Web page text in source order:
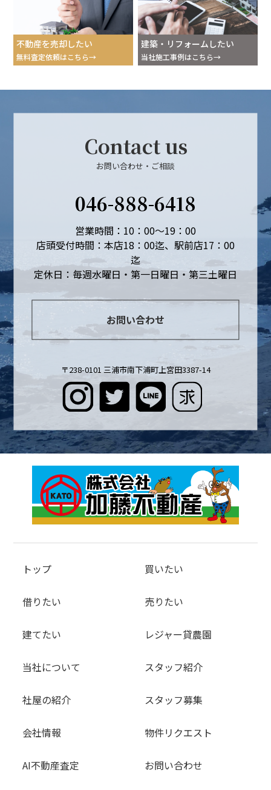
不動産を売却したい
無料査定依頼はこちら
建築・リフォームしたい
当社施工事例はこちら
Contact us
お問い合わせ・ご相談
046-888-6418
営業時間：10：00～19：00
店頭受付時間：本店18：00迄、駅前店17：00
迄
定休日：毎週水曜日・第一日曜日・第三土曜日
お問い合わせ
〒238-0101 三浦市南下浦町上宮田3387-14
トップ 買いたい
借りたい 売りたい
建てたい レジャー貸農園
当社について スタッフ紹介
社屋の紹介 スタッフ募集
会社情報 物件リクエスト
AI不動産査定 お問い合わせ